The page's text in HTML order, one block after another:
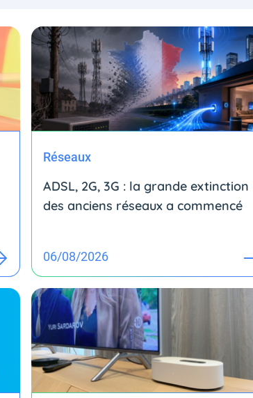
Réseaux
ADSL, 2G, 3G : la grande extinction
des anciens réseaux a commencé
06/08/2026